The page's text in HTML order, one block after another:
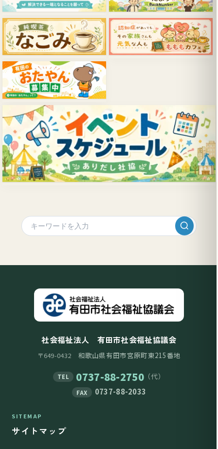
社会福祉法人 有田市社会福祉協議会
〒649-0432 和歌山県有田市宮原町東215番地
TEL 0737-88-2750（代）
FAX 0737-88-2033
SITEMAP
サイトマップ